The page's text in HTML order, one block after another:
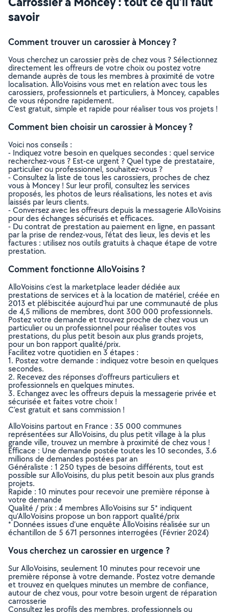
savoir
Comment trouver un carossier à Moncey ?
Vous cherchez un carossier près de chez vous ? Sélectionnez
directement les offreurs de votre choix ou postez votre
demande auprès de tous les membres à proximité de votre
localisation. AlloVoisins vous met en relation avec tous les
carossiers, professionnels et particuliers, à Moncey, capables
de vous répondre rapidement.
C’est gratuit, simple et rapide pour réaliser tous vos projets !
Comment bien choisir un carossier à Moncey ?
Voici nos conseils :
- Indiquez votre besoin en quelques secondes : quel service
recherchez-vous ? Est-ce urgent ? Quel type de prestataire,
particulier ou professionnel, souhaitez-vous ?
- Consultez la liste de tous les carossiers, proches de chez
vous à Moncey ! Sur leur profil, consultez les services
proposés, les photos de leurs réalisations, les notes et avis
laissés par leurs clients.
- Conversez avec les offreurs depuis la messagerie AlloVoisins
pour des échanges sécurisés et efficaces.
- Du contrat de prestation au paiement en ligne, en passant
par la prise de rendez-vous, l’état des lieux, les devis et les
factures : utilisez nos outils gratuits à chaque étape de votre
prestation.
Comment fonctionne AlloVoisins ?
AlloVoisins c’est la marketplace leader dédiée aux
prestations de services et à la location de matériel, créée en
2013 et plébiscitée aujourd’hui par une communauté de plus
de 4,5 millions de membres, dont 300 000 professionnels.
Postez votre demande et trouvez proche de chez vous un
particulier ou un professionnel pour réaliser toutes vos
prestations, du plus petit besoin aux plus grands projets,
pour un bon rapport qualité/prix.
Facilitez votre quotidien en 3 étapes :
1. Postez votre demande : indiquez votre besoin en quelques
secondes.
2. Recevez des réponses d’offreurs particuliers et
professionnels en quelques minutes.
3. Echangez avec les offreurs depuis la messagerie privée et
sécurisée et faites votre choix !
C’est gratuit et sans commission !
AlloVoisins partout en France : 35 000 communes
représentées sur AlloVoisins, du plus petit village à la plus
grande ville, trouvez un membre à proximité de chez vous !
Efficace : Une demande postée toutes les 10 secondes, 3.6
millions de demandes postées par an
Généraliste : 1 250 types de besoins différents, tout est
possible sur AlloVoisins, du plus petit besoin aux plus grands
projets.
Rapide : 10 minutes pour recevoir une première réponse à
votre demande
Qualité / prix : 4 membres AlloVoisins sur 5* indiquent
qu’AlloVoisins propose un bon rapport qualité/prix
* Données issues d’une enquête AlloVoisins réalisée sur un
échantillon de 5 671 personnes interrogées (Février 2024)
Vous cherchez un carossier en urgence ?
Sur AlloVoisins, seulement 10 minutes pour recevoir une
première réponse à votre demande. Postez votre demande
et trouvez en quelques minutes un membre de confiance,
autour de chez vous, pour votre besoin urgent de réparation
carrosserie
Consultez les profils des membres, professionnels ou